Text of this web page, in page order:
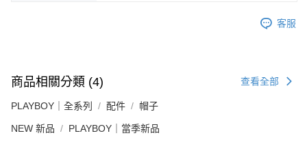
客服
商品相關分類 (4) 查看全部
PLAYBOY｜全系列 配件 帽子
NEW 新品 PLAYBOY｜當季新品